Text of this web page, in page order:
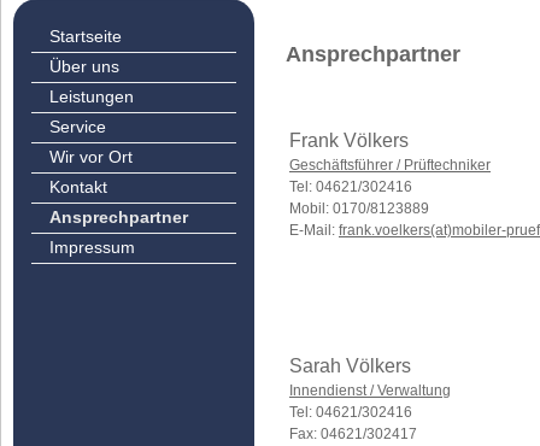
Startseite
Über uns
Leistungen
Service
Wir vor Ort
Kontakt
Ansprechpartner
Impressum
Ansprechpartner
Frank Völkers
Geschäftsführer / Prüftechniker
Tel: 04621/302416
Mobil: 0170/8123889
E-Mail: frank.voelkers(at)mobiler-
Sarah Völkers
Innendienst / Verwaltung
Tel: 04621/302416
Fax: 04621/302417